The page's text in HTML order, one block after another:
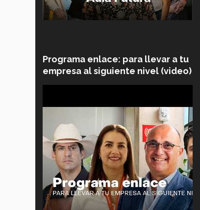
Programa enlace: para llevar a tu
empresa al siguiente nivel (video)